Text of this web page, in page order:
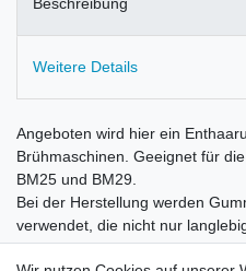
Weitere Details
Angeboten wird hier ein
Brühmaschinen. Geeignet für
BM25 und BM29.
Bei der Herstellung werden
verwendet, die nicht nur
hygienischen Anforderungen